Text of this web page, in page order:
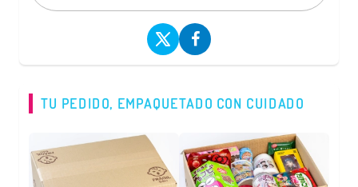
TU PEDIDO, EMPAQUETADO CON CUIDADO